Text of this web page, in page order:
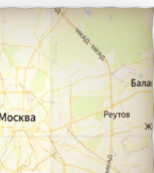
маршрута из города